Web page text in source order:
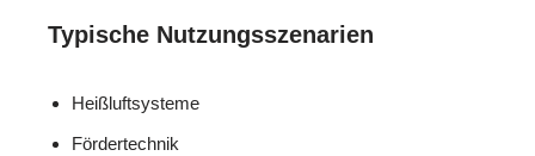
Typische Nutzungsszenarien
Heißluftsysteme
Fördertechnik